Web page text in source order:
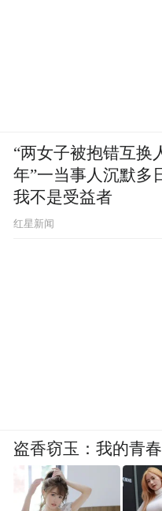
“两女子被抱错互换
年”一当事人沉默多
我不是受益者
红星新闻
盗香窃玉：我的青